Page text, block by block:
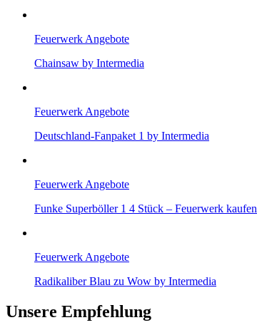
Feuerwerk Angebote
Chainsaw by Intermedia
Feuerwerk Angebote
Deutschland-Fanpaket 1 by Intermedia
Feuerwerk Angebote
Funke Superböller 1 4 Stück – Feuerwerk kaufen
Feuerwerk Angebote
Radikaliber Blau zu Wow by Intermedia
Unsere Empfehlung